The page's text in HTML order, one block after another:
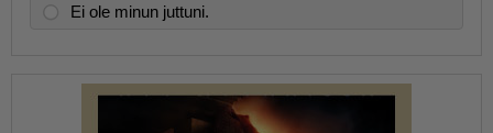
Ei ole minun juttuni.